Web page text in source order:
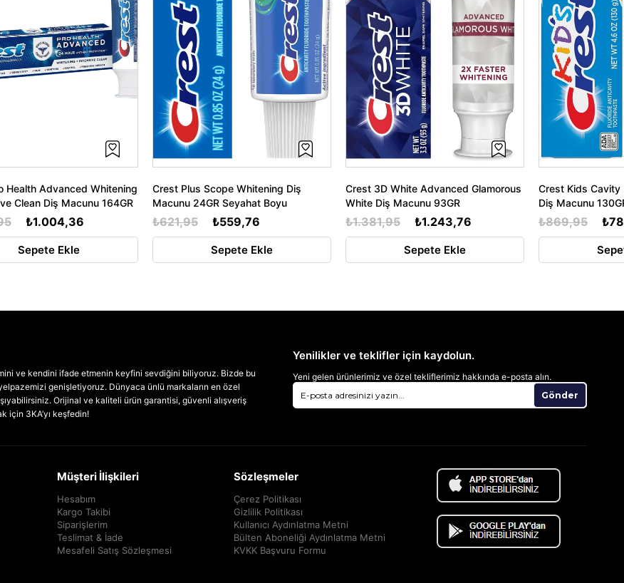
Health Advanced Whitening
Clean Diş Macunu 164GR
₺1.004,36
Sepete Ekle
Crest Plus Scope Whitening Diş
Macunu 24GR Seyahat Boyu
₺559,76
₺621,95
Sepete Ekle
Crest 3D White Advanced Glamorous
White Diş Macunu 93GR
₺1.243,76
₺1.381,95
Sepete Ekle
Crest Kids Cavity
Diş Macunu
₺869,95
ve kendini ifade etmenin keyfini sevdiğini biliyoruz. Bizde bu
genişletiyoruz. Dünyaca ünlü markaların en özel
Orijinal ve kaliteli ürün garantisi, güvenli alışveriş
için 3KA’yı keşfedin!
Yenilikler ve teklifler için kaydolun.
Yeni gelen ürünlerimiz ve özel tekliflerimiz hakkında e-posta alın.
Gönder
Müşteri İlişkileri
Hesabım
Kargo Takibi
Siparişlerim
Teslimat & İade
Mesafeli Satış Sözleşmesi
Sözleşmeler
Çerez Politikası
Gizlilik Politikası
Kullanıcı Aydınlatma Metni
Bülten Aboneliği Aydınlatma Metni
KVKK Başvuru Formu